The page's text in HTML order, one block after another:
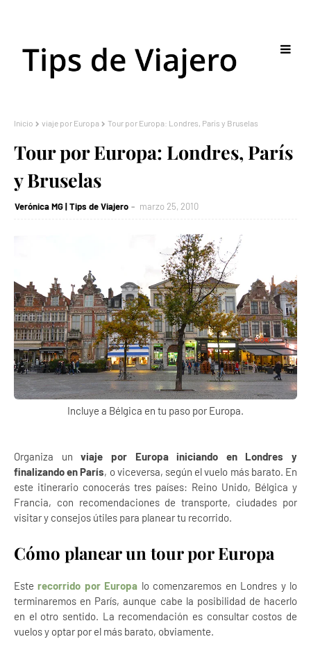
Inicio viaje por Europa Tour por Europa: Londres, París y Bruselas
Tour por Europa: Londres, París
y Bruselas
Verónica MG | Tips de Viajero marzo 25, 2010
Incluye a Bélgica en tu paso por Europa.
Organiza unviaje por Europa iniciando en Londres y
finalizando en París, o viceversa, según el vuelo más barato. En
este itinerario conocerás tres países: Reino Unido, Bélgica y
Francia, con recomendaciones de transporte, ciudades por
visitar y consejos útiles para planear tu recorrido.
Cómo planear un tour por Europa
Esterecorrido por Europa lo comenzaremos en Londres y lo
terminaremos en París, aunque cabe la posibilidad de hacerlo
en el otro sentido. La recomendación es consultar costos de
vuelos y optar por el más barato, obviamente.